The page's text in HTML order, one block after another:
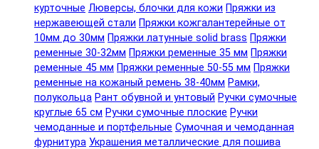
курточные Люверсы, блочки для кожи Пряжки из
нержавеющей стали Пряжки кожгалантерейные от
10мм до 30мм Пряжки латунные solid brass Пряжки
ременные 30-32мм Пряжки ременные 35 мм Пряжки
ременные 45 мм Пряжки ременные 50-55 мм Пряжки
ременные на кожаный ремень 38-40мм Рамки,
полукольца Рант обувной и унтовый Ручки сумочные
круглые 65 см Ручки сумочные плоские Ручки
чемоданные и портфельные Сумочная и чемоданная
фурнитура Украшения металлические для пошива